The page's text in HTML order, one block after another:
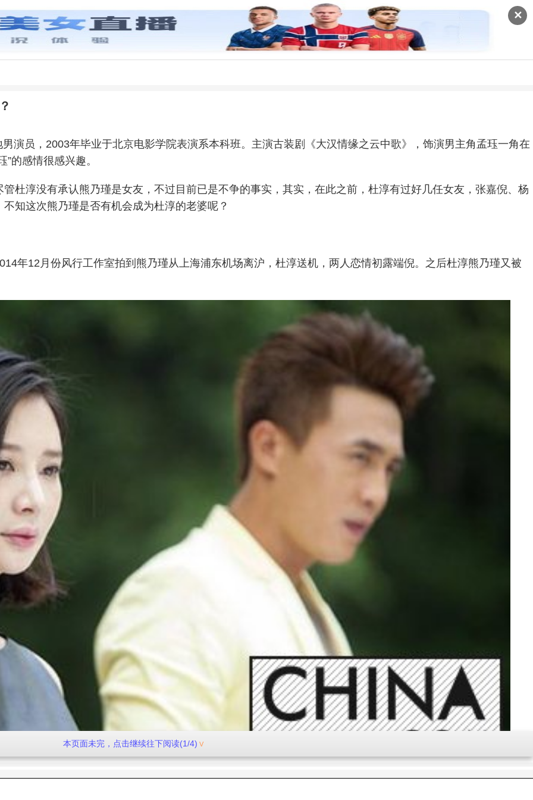
✕
演员，2003年毕业于北京电影学院表演系本科班。主演古装剧《大汉情缘之云中歌》，饰演男主角孟珏一角在
的感情很感兴趣。
杜淳没有承认熊乃瑾是女友，不过目前已是不争的事实，其实，在此之前，杜淳有过好几任女友，张嘉倪、杨
知这次熊乃瑾是否有机会成为杜淳的老婆呢？
年12月份风行工作室拍到熊乃瑾从上海浦东机场离沪，杜淳送机，两人恋情初露端倪。之后杜淳熊乃瑾又被
本页面未完，点击继续往下阅读(1/4)